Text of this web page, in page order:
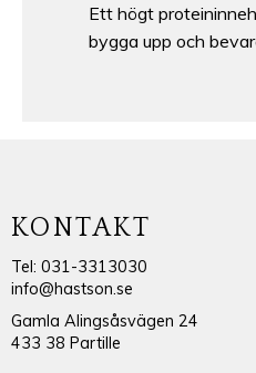
Ett högt
bygga upp och
KONTAKT
Tel: 031-3313030
info@hastson.se
Gamla Alingsåsvägen 24
433 38 Partille